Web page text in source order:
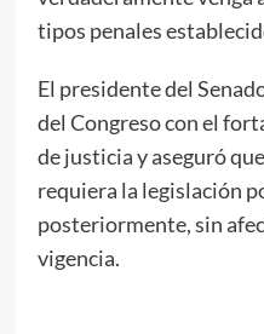
tipos penales
El presidente del
del Congreso con el
de justicia y aseguró
requiera la legislación
posteriormente, sin
vigencia.